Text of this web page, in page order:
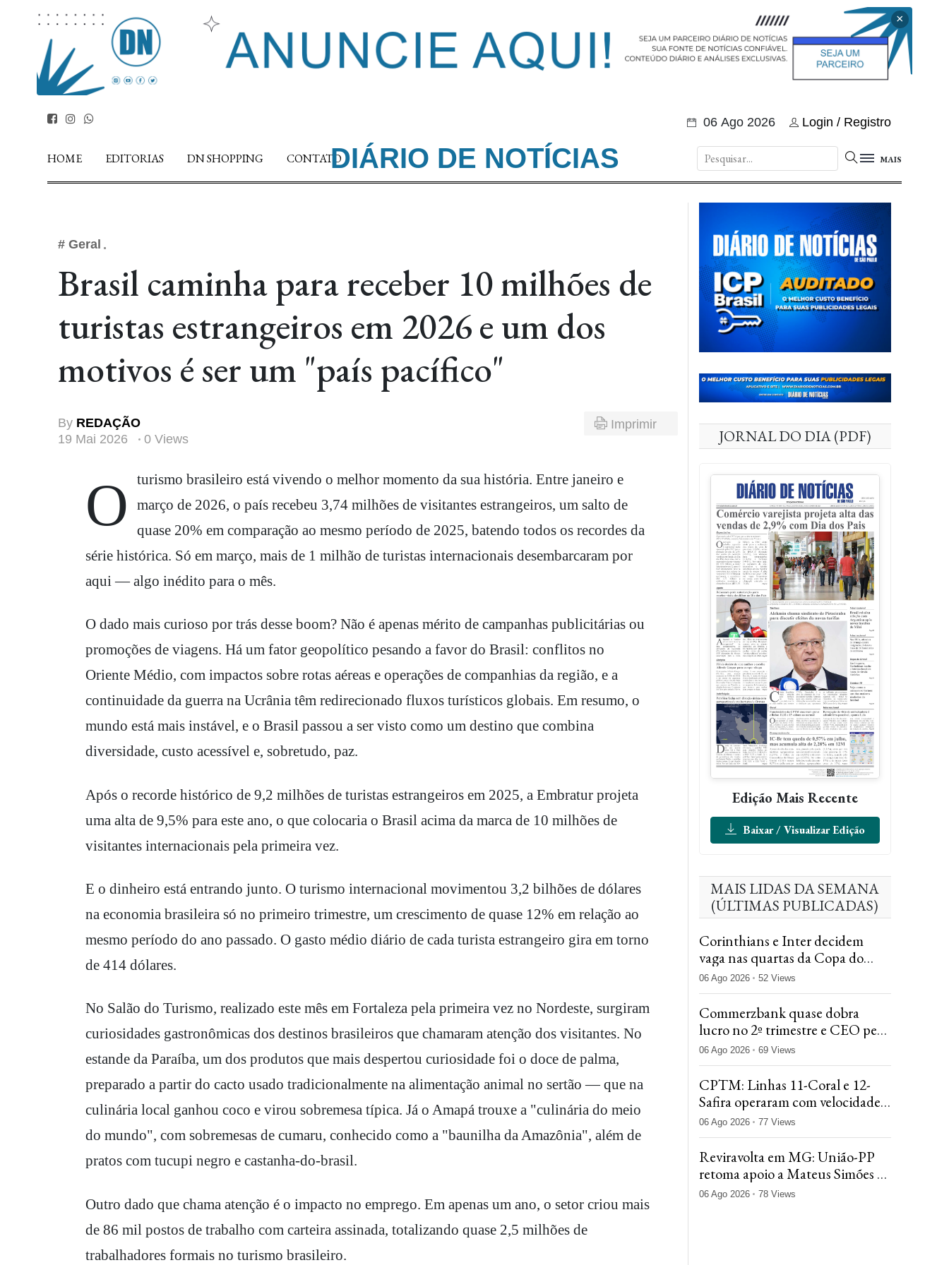
×
06 Ago 2026 Login / Registro
HOME EDITORIAS DN SHOPPING CONTATODIÁRIO DE NOTÍCIAS MAIS
# Geral
Brasil caminha para receber 10 milhões de
turistas estrangeiros em 2026 e um dos
motivos é ser um "país pacífico"
By REDAÇÃO
19 Mai 2026
0 Views
Imprimir
O turismo brasileiro está vivendo o melhor momento da sua história. Entre janeiro e
março de 2026, o país recebeu 3,74 milhões de visitantes estrangeiros, um salto de
quase 20% em comparação ao mesmo período de 2025, batendo todos os recordes da
série histórica. Só em março, mais de 1 milhão de turistas internacionais desembarcaram por
aqui — algo inédito para o mês.
O dado mais curioso por trás desse boom? Não é apenas mérito de campanhas publicitárias ou
promoções de viagens. Há um fator geopolítico pesando a favor do Brasil: conflitos no
Oriente Médio, com impactos sobre rotas aéreas e operações de companhias da região, e a
continuidade da guerra na Ucrânia têm redirecionado fluxos turísticos globais. Em resumo, o
mundo está mais instável, e o Brasil passou a ser visto como um destino que combina
diversidade, custo acessível e, sobretudo, paz.
Após o recorde histórico de 9,2 milhões de turistas estrangeiros em 2025, a Embratur projeta
uma alta de 9,5% para este ano, o que colocaria o Brasil acima da marca de 10 milhões de
visitantes internacionais pela primeira vez.
E o dinheiro está entrando junto. O turismo internacional movimentou 3,2 bilhões de dólares
na economia brasileira só no primeiro trimestre, um crescimento de quase 12% em relação ao
mesmo período do ano passado. O gasto médio diário de cada turista estrangeiro gira em torno
de 414 dólares.
No Salão do Turismo, realizado este mês em Fortaleza pela primeira vez no Nordeste, surgiram
curiosidades gastronômicas dos destinos brasileiros que chamaram atenção dos visitantes. No
estande da Paraíba, um dos produtos que mais despertou curiosidade foi o doce de palma,
preparado a partir do cacto usado tradicionalmente na alimentação animal no sertão — que na
culinária local ganhou coco e virou sobremesa típica. Já o Amapá trouxe a "culinária do meio
do mundo", com sobremesas de cumaru, conhecido como a "baunilha da Amazônia", além de
pratos com tucupi negro e castanha-do-brasil.
Outro dado que chama atenção é o impacto no emprego. Em apenas um ano, o setor criou mais
de 86 mil postos de trabalho com carteira assinada, totalizando quase 2,5 milhões de
trabalhadores formais no turismo brasileiro.
JORNAL DO DIA (PDF)
Edição Mais Recente
Baixar / Visualizar Edição
MAIS LIDAS DA SEMANA
(ÚLTIMAS PUBLICADAS)
Corinthians e Inter decidem
vaga nas quartas da Copa do
Brasil após farpas sobre
arbitragem
06 Ago 2026 52 Views
Commerzbank quase dobra
lucro no 2º trimestre e CEO pede
diálogo após avanço do
UniCredit
06 Ago 2026 69 Views
CPTM: Linhas 11-Coral e 12-
Safira operaram com velocidade
reduzida no 1º dia após fim da
greve
06 Ago 2026 77 Views
Reviravolta em MG: União-PP
retoma apoio a Mateus Simões e
isola Marcelo Aro
06 Ago 2026 78 Views